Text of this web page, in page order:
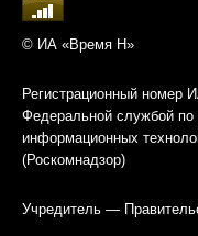
© ИА «Время Н»
Регистрационный номер
Федеральной службой по
информационных
(Роскомнадзор)
Учредитель —